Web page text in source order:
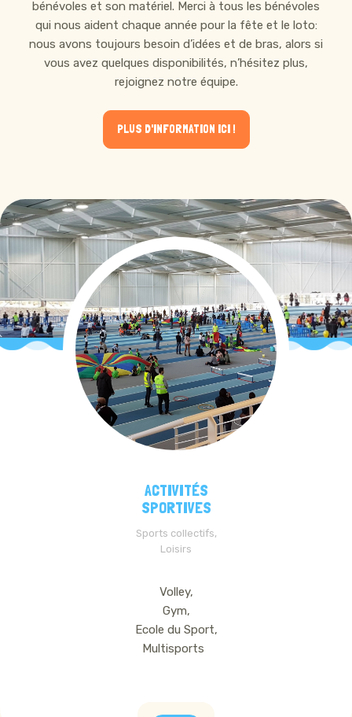
bénévoles et son matériel. Merci à tous les bénévoles
qui nous aident chaque année pour la fête et le loto:
nous avons toujours besoin d’idées et de bras, alors si
vous avez quelques disponibilités, n’hésitez plus,
rejoignez notre équipe.
PLUS D'INFORMATION ICI !
ACTIVITÉS
SPORTIVES
Sports collectifs,
Loisirs
Volley,
Gym,
Ecole du Sport,
Multisports